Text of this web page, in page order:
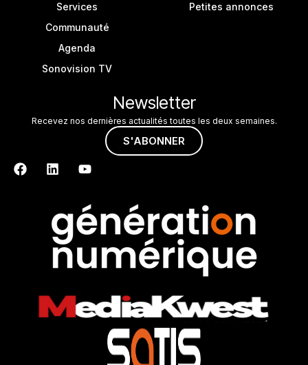
Services
Communauté
Agenda
Sonovision TV
Petites annonces
Newsletter
Recevez nos dernières actualités toutes les deux semaines.
S'ABONNER